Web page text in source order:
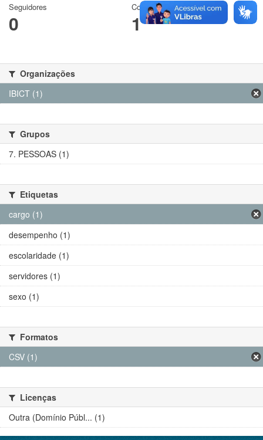
Seguidores
0
Conjuntos de dados
1
Organizações
IBICT (1)
Grupos
7. PESSOAS (1)
Etiquetas
cargo (1)
desempenho (1)
escolaridade (1)
servidores (1)
sexo (1)
Formatos
CSV (1)
Licenças
Outra (Domínio Públ... (1)